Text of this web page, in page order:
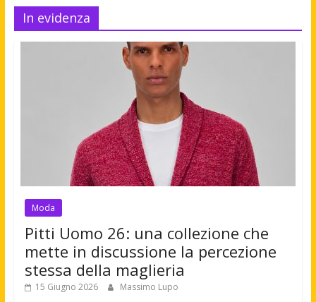
In evidenza
Moda
Pitti Uomo 26: una collezione che
mette in discussione la percezione
stessa della maglieria
15 Giugno 2026 Massimo Lupo